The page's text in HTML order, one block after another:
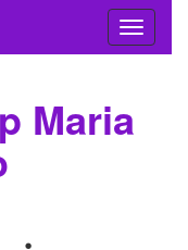
Maria